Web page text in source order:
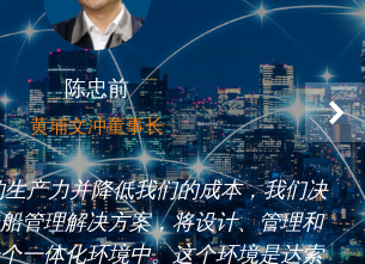
陈忠前
黄埔文冲董事长
产力并降低我们的成本，我们决
管理解决方案，将设计、管理和
一体化环境中。这个环境是达索